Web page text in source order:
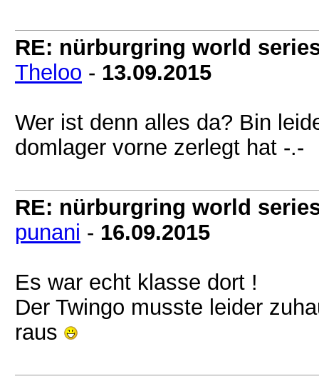
RE: nürburgring world
Theloo - 13.09.2015
Wer ist denn alles da? Bin
domlager vorne zerlegt hat -.-
RE: nürburgring world
punani - 16.09.2015
Es war echt klasse dort !
Der Twingo musste leider
raus